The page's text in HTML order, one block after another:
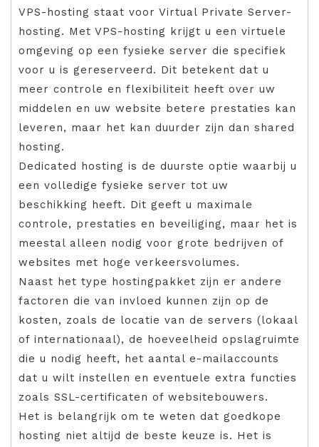
VPS-hosting staat voor Virtual Private Server-
hosting. Met VPS-hosting krijgt u een virtuele
omgeving op een fysieke server die specifiek
voor u is gereserveerd. Dit betekent dat u
meer controle en flexibiliteit heeft over uw
middelen en uw website betere prestaties kan
leveren, maar het kan duurder zijn dan shared
hosting.
Dedicated hosting is de duurste optie waarbij u
een volledige fysieke server tot uw
beschikking heeft. Dit geeft u maximale
controle, prestaties en beveiliging, maar het is
meestal alleen nodig voor grote bedrijven of
websites met hoge verkeersvolumes.
Naast het type hostingpakket zijn er andere
factoren die van invloed kunnen zijn op de
kosten, zoals de locatie van de servers (lokaal
of internationaal), de hoeveelheid opslagruimte
die u nodig heeft, het aantal e-mailaccounts
dat u wilt instellen en eventuele extra functies
zoals SSL-certificaten of websitebouwers.
Het is belangrijk om te weten dat goedkope
hosting niet altijd de beste keuze is. Het is